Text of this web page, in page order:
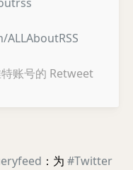
账号的 Retweet
：为 #Twitter